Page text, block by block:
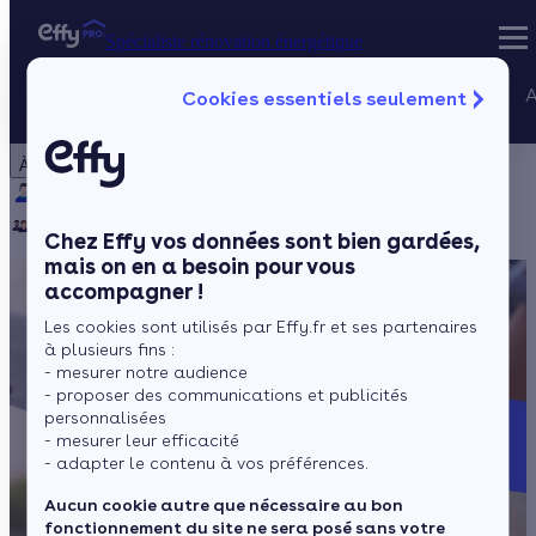
Cookies essentiels seulement
Chez Effy vos données sont bien gardées,
mais on en a besoin pour vous
accompagner !
Les cookies sont utilisés par Effy.fr et ses partenaires
à plusieurs fins :
- mesurer notre audience
- proposer des communications et publicités
personnalisées
- mesurer leur efficacité
- adapter le contenu à vos préférences.
Aucun cookie autre que nécessaire au bon
fonctionnement du site ne sera posé sans votre
À propos
Notre équipe
Rejoignez-nous Presse
Spécialiste rénovation énergétique Nos services
Spécialiste rénovation énergétique